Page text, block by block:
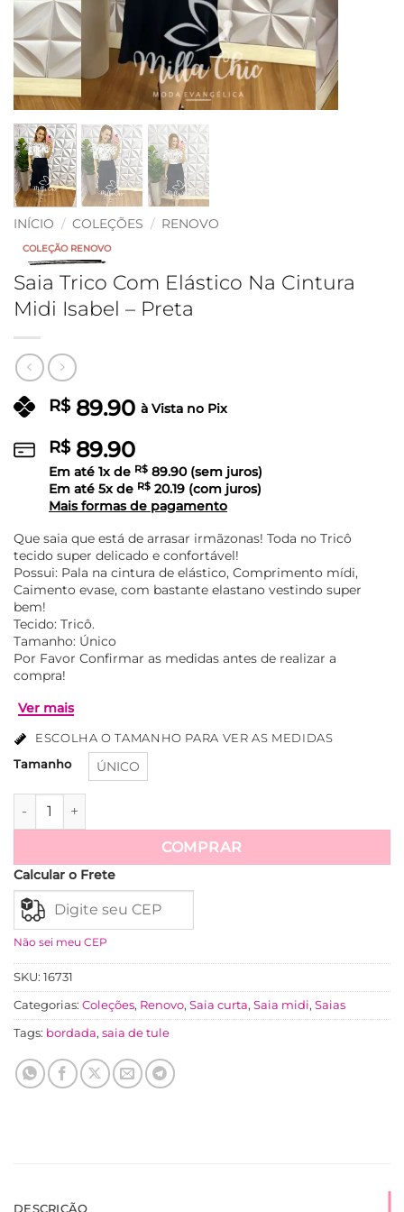
INÍCIO / COLEÇÕES / RENOVO
COLEÇÃO RENOVO
Saia Trico Com Elástico Na Cintura
Midi Isabel – Preta
R$89.90 à Vista no Pix
R$89.90
Em até 1x de R$ 89.90(sem juros)
Em até 5x de R$ 20.19 (com juros)
Mais formas de pagamento
Que saia que está de arrasar irmãzonas! Toda no Tricô
tecido super delicado e confortável!
Possui: Pala na cintura de elástico, Comprimento mídi,
Caimento evase, com bastante elastano vestindo super
bem!
Tecido: Tricô.
Tamanho: Único
Por Favor Confirmar as medidas antes de realizar a
compra!
Ver mais
ESCOLHA O TAMANHO PARA VER AS MEDIDAS
Tamanho ÚNICO
Saia Trico Com Elástico Na Cintura Midi Isabel - Preta
COMPRAR
Calcular o Frete
Não sei meu CEP
SKU: 16731
Categorias: Coleções, Renovo, Saia curta, Saia midi, Saias
Tags: bordada, saia de tule
DESCRIÇÃO